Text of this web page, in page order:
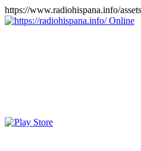
https://www.radiohispana.info/
Online